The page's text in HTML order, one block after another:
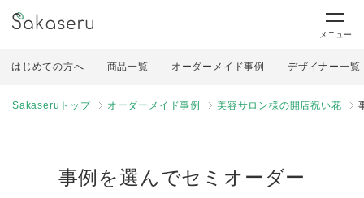
メニュー
はじめての方へ 商品一覧 オーダーメイド事例 デザイナー一覧
Sakaseruトップ オーダーメイド事例 美容サロン様の開店祝い花
事例を選んでセミオーダー